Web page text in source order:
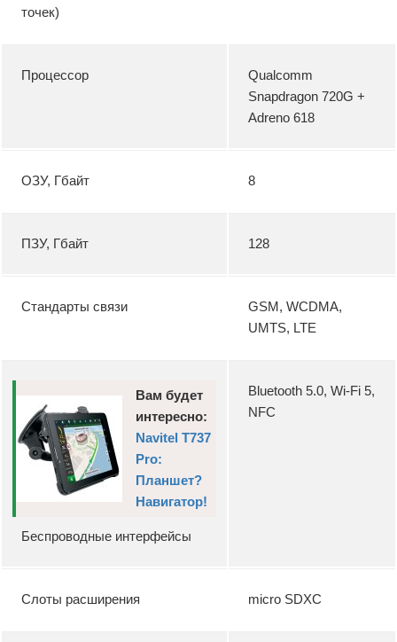
точек)
Процессор
Qualcomm
Snapdragon 720G +
Adreno 618
ОЗУ, Гбайт 8
ПЗУ, Гбайт 128
Стандарты связи
GSM, WCDMA,
UMTS, LTE
Вам будет
интересно:
Navitel T737
Pro:
Планшет?
Навигатор!
Беспроводные интерфейсы
Bluetooth 5.0, Wi-Fi 5,
NFC
Слоты расширения micro SDXC